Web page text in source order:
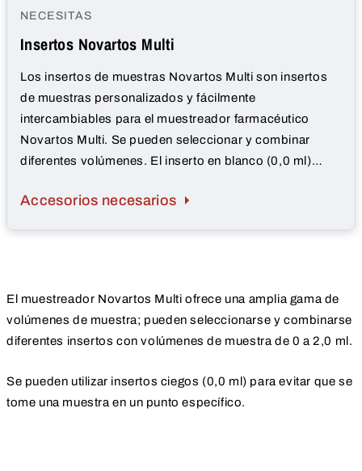
NECESITAS
Insertos Novartos Multi
Los insertos de muestras Novartos Multi son insertos
de muestras personalizados y fácilmente
intercambiables para el muestreador farmacéutico
Novartos Multi. Se pueden seleccionar y combinar
diferentes volúmenes. El inserto en blanco (0,0 ml)
Accesorios necesarios
El muestreador Novartos Multi ofrece una amplia gama de
volúmenes de muestra; pueden seleccionarse y combinarse
diferentes insertos con volúmenes de muestra de 0 a 2,0 ml.
Se pueden utilizar insertos ciegos (0,0 ml) para evitar que se
tome una muestra en un punto específico.